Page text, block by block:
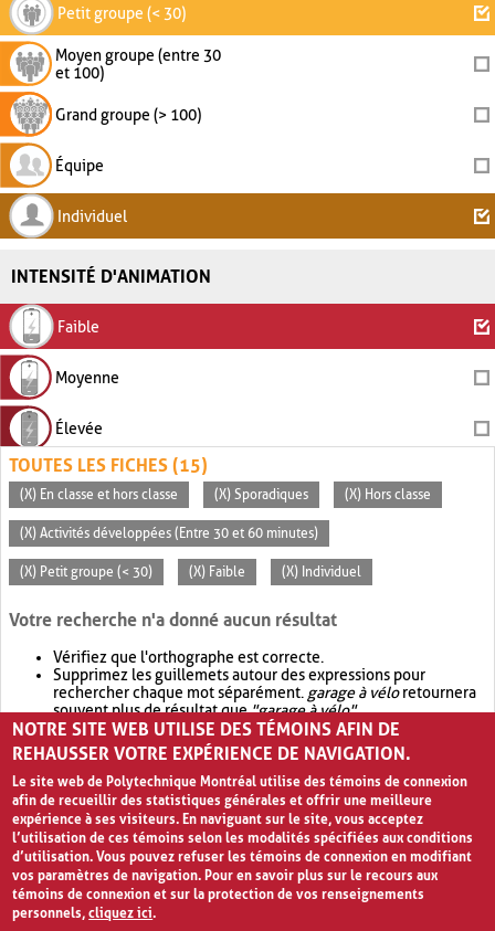
Petit groupe (< 30)
Moyen groupe (entre 30
et 100)
Grand groupe (> 100)
Équipe
Individuel
INTENSITÉ D'ANIMATION
Faible
Moyenne
Élevée
TOUTES LES FICHES (15)
(X) En classe et hors classe (X) Sporadiques (X) Hors classe
(X) Activités développées (Entre 30 et 60 minutes)
(X) Petit groupe (< 30) (X) Faible (X) Individuel
Votre recherche n'a donné aucun résultat
Vérifiez que l'orthographe est correcte.
Supprimez les guillemets autour des expressions pour
rechercher chaque mot séparément. garage à véloretournera
souvent plus de résultat que"garage à vélo".
Envisagez d'élargir votre recherche avec OR.garage OR vélo
retournera souvent plus de résultat quegarage à vélo
NOTRE SITE WEB UTILISE DES TÉMOINS AFIN DE
REHAUSSER VOTRE EXPÉRIENCE DE NAVIGATION.
Le site web de Polytechnique Montréal utilise des témoins de connexion
afin de recueillir des statistiques générales et offrir une meilleure
expérience à ses visiteurs. En naviguant sur le site, vous acceptez
l’utilisation de ces témoins selon les modalités spécifiées aux conditions
d’utilisation. Vous pouvez refuser les témoins de connexion en modifiant
vos paramètres de navigation. Pour en savoir plus sur le recours aux
témoins de connexion et sur la protection de vos renseignements
personnels,cliquez ici.